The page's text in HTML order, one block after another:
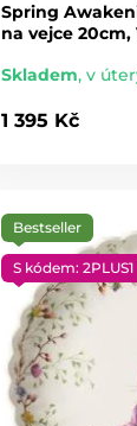
Spring
na vejce 20cm,
Skladem, v
1 395 Kč
Bestseller
S kódem: 2PLUS1